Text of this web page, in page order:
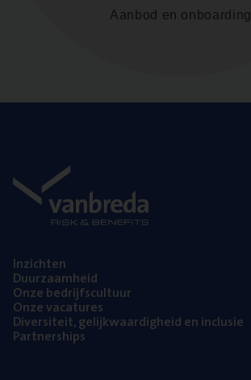
Aanbod en onboarding
Inzich­ten
Duur­zaam­heid
Onze bedrijfs­cul­tuur
Onze vaca­tu­res
Diver­si­teit, gelijk­waar­dig­heid en inclusie
Part­ner­ships